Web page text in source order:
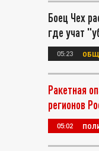
Боец Чех
где учат
05:23
Ракетная
регионов
05:02